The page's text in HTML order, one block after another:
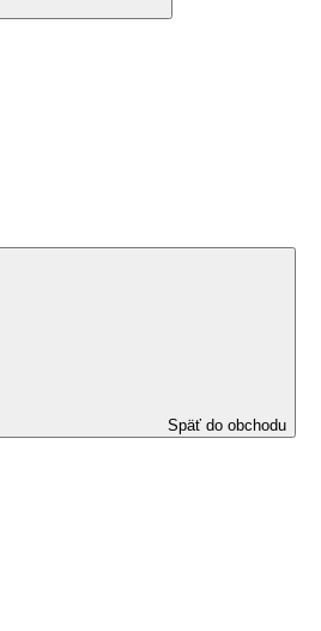
Späť do obchodu